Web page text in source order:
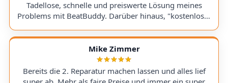
Tadellose, schnelle und preiswerte Lösung meines
Problems mit BeatBuddy. Darüber hinaus, "kostenloser
bringe. Kommunikation lief hervorragend und die
Rücksendung meines Gerätes ging schnell und
einwandfrei. Ich kann AudioTechniker.de
uneingeschränkt empfehlen. Schön, dass es so etwas
noch gibt! A flawless, fast, and affordable solution to
Mike Zimmer
Bereits die 2. Reparatur machen lassen und alles lief